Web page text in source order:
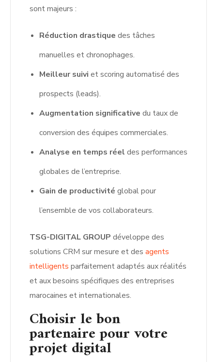
sont majeurs :
Réduction drastique des tâches
manuelles et chronophages.
Meilleur suivi et scoring automatisé des
prospects (leads).
Augmentation significative du taux de
conversion des équipes commerciales.
Analyse en temps réel des performances
globales de l’entreprise.
Gain de productivité global pour
l’ensemble de vos collaborateurs.
TSG-DIGITAL GROUP développe des
solutions CRM sur mesure et des agents
intelligents parfaitement adaptés aux réalités
et aux besoins spécifiques des entreprises
marocaines et internationales.
Choisir le bon
partenaire pour votre
projet digital